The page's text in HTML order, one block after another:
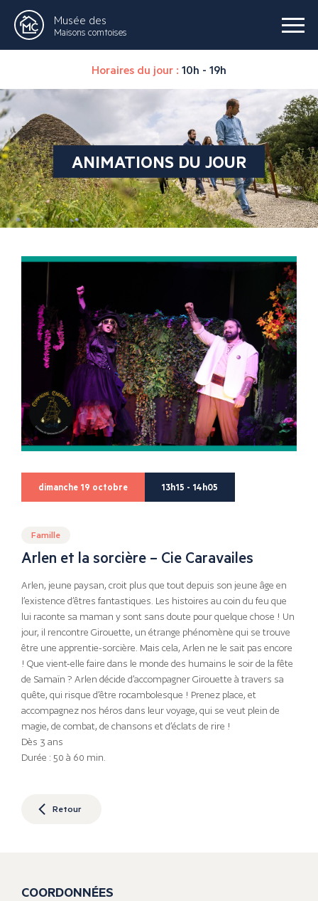
Musée des
Maisons comtoises
Horaires du jour : 10h - 19h
ANIMATIONS DU JOUR
dimanche 19 octobre 13h15 - 14h05
Famille
Arlen et la sorcière – Cie Caravailes
Arlen, jeune paysan, croit plus que tout depuis son jeune âge en
l’existence d’êtres fantastiques. Les histoires au coin du feu que
lui raconte sa maman y sont sans doute pour quelque chose ! Un
jour, il rencontre Girouette, un étrange phénomène qui se trouve
être une apprentie-sorcière. Mais cela, Arlen ne le sait pas encore
! Que vient-elle faire dans le monde des humains le soir de la fête
de Samaïn ? Arlen décide d’accompagner Girouette à travers sa
quête, qui risque d’être rocambolesque ! Prenez place, et
accompagnez nos héros dans leur voyage, qui se veut plein de
magie, de combat, de chansons et d’éclats de rire !
Dès 3 ans
Durée : 50 à 60 min.
Retour
COORDONNÉES